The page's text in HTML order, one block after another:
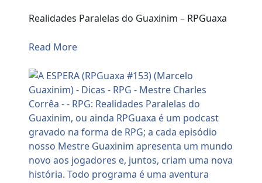
Realidades Paralelas do Guaxinim – RPGuaxa
Read More